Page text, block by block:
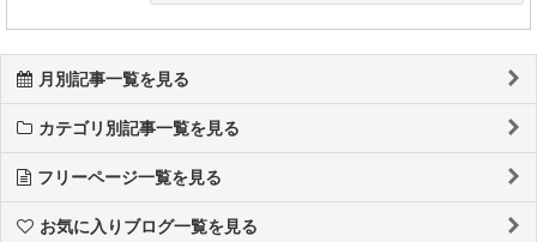
月別記事一覧を見る
カテゴリ別記事一覧を見る
フリーページ一覧を見る
お気に入りブログ一覧を見る